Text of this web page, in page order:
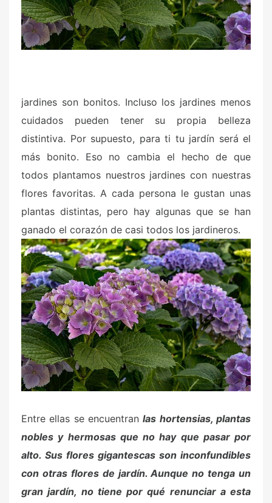
jardines son bonitos. Incluso los jardines menos
cuidados pueden tener su propia belleza
distintiva. Por supuesto, para ti tu jardín será el
más bonito. Eso no cambia el hecho de que
todos plantamos nuestros jardines con nuestras
flores favoritas. A cada persona le gustan unas
plantas distintas, pero hay algunas que se han
ganado el corazón de casi todos los jardineros.
Entre ellas se encuentranlas hortensias, plantas
nobles y hermosas que no hay que pasar por
alto. Sus flores gigantescas son inconfundibles
con otras flores de jardín. Aunque no tenga un
gran jardín, no tiene por qué renunciar a esta